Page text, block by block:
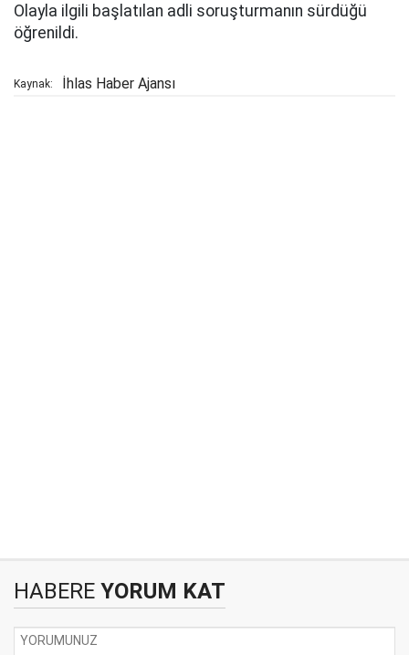
Olayla ilgili başlatılan adli soruşturmanın sürdüğü
öğrenildi.
Kaynak: İhlas Haber Ajansı
HABERE YORUM KAT